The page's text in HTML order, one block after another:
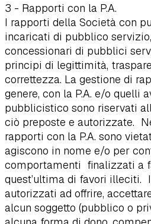
3 - Rapporti con la P.A.
I rapporti della Società con
incaricati di pubblico
concessionari di pubblici
principi di legittimità,
correttezza. La gestione di
genere, con la P.A. e/o quelli
pubblicistico sono riservati
ciò preposte e autorizzate.
rapporti con la P.A. sono
agiscono in nome e/o per
comportamenti finalizzati a
quest’ultima di favori illeciti.
autorizzati ad offrire,
alcun soggetto (pubblico o